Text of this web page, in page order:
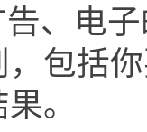
告、电
包括
。